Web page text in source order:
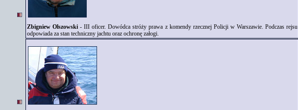
Zbigniew Olszowski - III oficer. Dowódca stróży prawa z komendy rzecznej Policji w Warszawie. Podczas rejsu
odpowiada za stan techniczny jachtu oraz ochronę załogi.